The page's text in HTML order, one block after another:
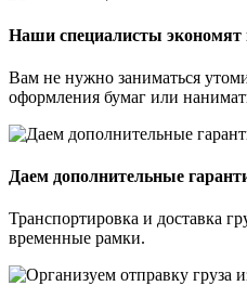
Наши специалисты экономят
Вам не нужно заниматься
оформления бумаг или
Даем дополнительные
Транспортировка и доставка
временные рамки.